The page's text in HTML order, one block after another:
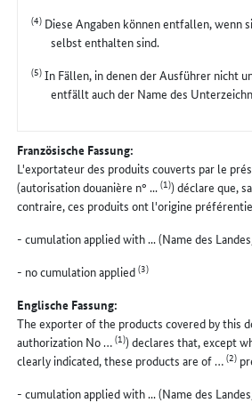
(4) Diese Angaben können entfallen, wenn
selbst enthalten sind.
(5)In Fällen, in denen der Ausführer nicht
entfällt auch der Name des
Französische Fassung:
L'exportateur des produits couverts par le
(autorisation douanière n° ...(1)) déclare que,
contraire, ces produits ont l'origine
- cumulation applied with ... (Name des
- no cumulation applied(3)
Englische Fassung:
The exporter of the products covered by this
authorization No …(1)) declares that, except
clearly indicated, these products are of …(2)
- cumulation applied with ... (Name des